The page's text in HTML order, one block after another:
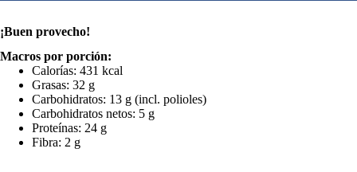
¡Buen provecho!
Macros por porción:
Calorías: 431 kcal
Grasas: 32 g
Carbohidratos: 13 g (incl. polioles)
Carbohidratos netos: 5 g
Proteínas: 24 g
Fibra: 2 g